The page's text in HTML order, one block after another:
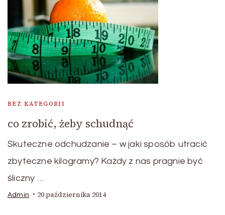
BEZ KATEGORII
co zrobić, żeby schudnąć
Skuteczne odchudzanie – w jaki sposób utracić
zbyteczne kilogramy? Każdy z nas pragnie być
śliczny …
Admin 20 października 2014